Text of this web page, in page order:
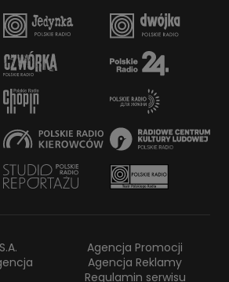
Agencja Promocji
Agencja Reklamy
Regulamin serwisu